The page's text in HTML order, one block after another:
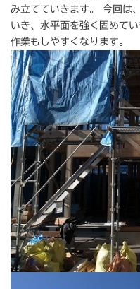
み立てていきます。 今回は
いき、水平面を強く固めて
作業もしやすくなります。